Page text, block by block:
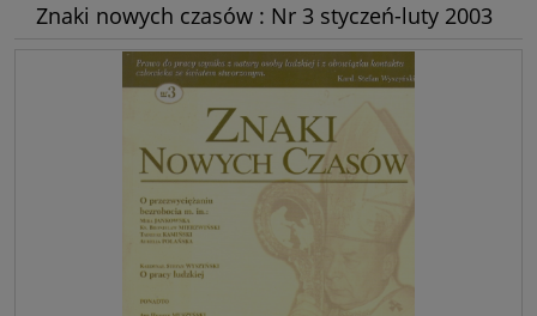
Znaki nowych czasów : Nr 3 styczeń-luty 2003